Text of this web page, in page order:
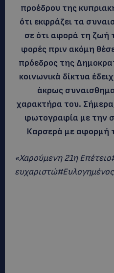
προέδρου της
ότι εκφράζει τα
σε ότι αφορά τη ζωή
φορές πριν ακόμη
πρόεδρος της
κοινωνικά δίκτυα
άκρως
χαρακτήρα του.
φωτογραφία με την
Καρσερά με αφορμή
«Χαρούμενη 21η